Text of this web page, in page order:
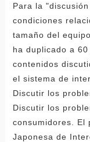
Para la
condiciones
tamaño del
ha duplicado a
contenidos
el sistema de
Discutir los
Discutir los
consumidores. El
Japonesa de